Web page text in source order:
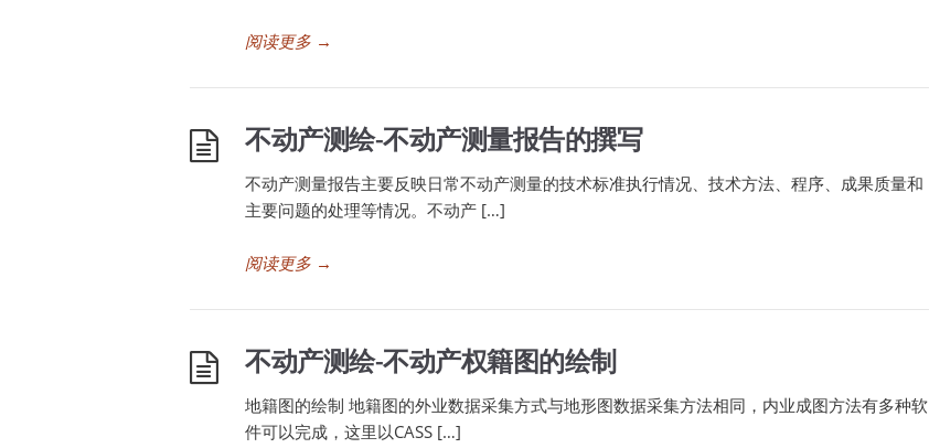
阅读更多 →
不动产测绘-不动产测量报告的撰写
不动产测量报告主要反映日常不动产测量的技术标准执行情况、技术方法、程序、成果质量和
主要问题的处理等情况。不动产 […]
阅读更多 →
不动产测绘-不动产权籍图的绘制
地籍图的绘制 地籍图的外业数据采集方式与地形图数据采集方法相同，内业成图方法有多种软
件可以完成，这里以CASS […]